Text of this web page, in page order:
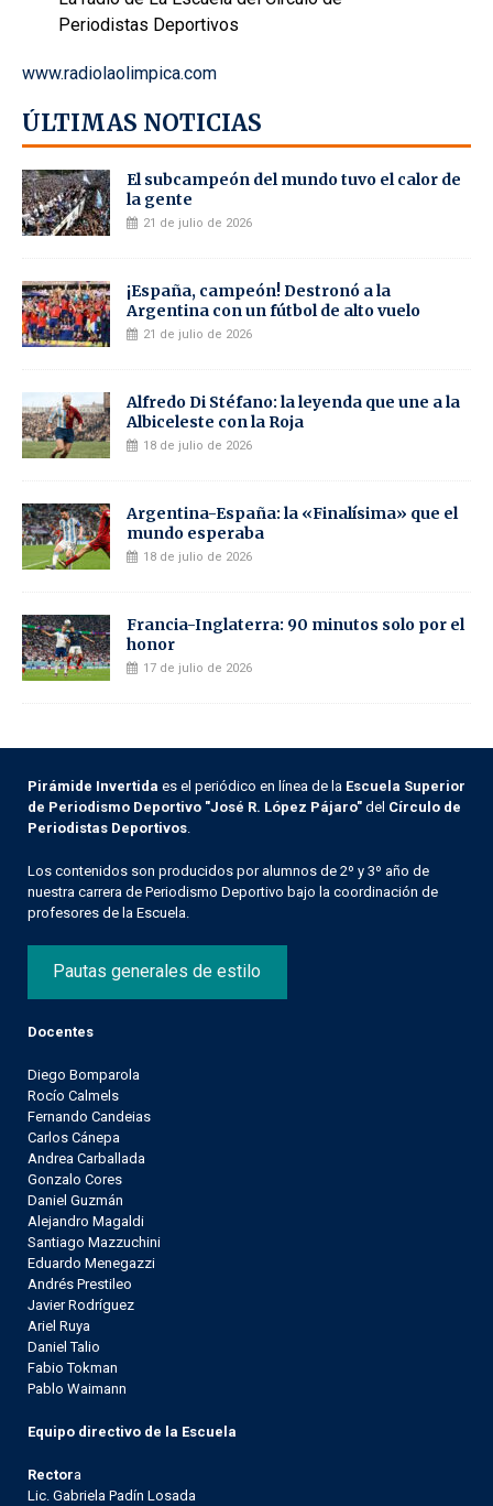
Periodistas Deportivos
www.radiolaolimpica.com
ÚLTIMAS NOTICIAS
El subcampeón del mundo tuvo el calor de
la gente
21 de julio de 2026
¡España, campeón! Destronó a la
Argentina con un fútbol de alto vuelo
21 de julio de 2026
Alfredo Di Stéfano: la leyenda que une a la
Albiceleste con la Roja
18 de julio de 2026
Argentina-España: la «Finalísima» que el
mundo esperaba
18 de julio de 2026
Francia-Inglaterra: 90 minutos solo por el
honor
17 de julio de 2026
Pirámide Invertida es el periódico en línea de la Escuela Superior
de Periodismo Deportivo "José R. López Pájaro" del Círculo de
Periodistas Deportivos
Los contenidos son producidos por alumnos de 2º y 3º año de
nuestra carrera de Periodismo Deportivo bajo la coordinación de
profesores de la Escuela.
Pautas generales de estilo
Docentes
Diego Bomparola
Rocío Calmels
Fernando Candeias
Carlos Cánepa
Andrea Carballada
Gonzalo Cores
Daniel Guzmán
Alejandro Magaldi
Santiago Mazzuchini
Eduardo Menegazzi
Andrés Prestileo
Javier Rodríguez
Ariel Ruya
Daniel Talio
Fabio Tokman
Pablo Waimann
Equipo directivo de la Escuela
Rectora
Lic. Gabriela Padín Losada